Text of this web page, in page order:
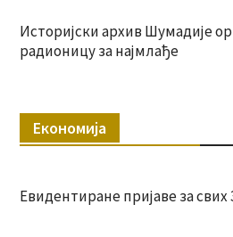
Историјски архив Шумадије
радионицу за најмлађе
Економија
Евидентиране пријаве за свих